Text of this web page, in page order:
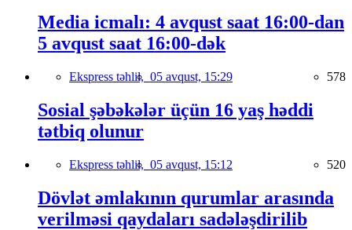
Media icmalı: 4 avqust saat 16:00-dan
5 avqust saat 16:00-dək
Ekspress təhlil, 05 avqust, 15:29 578
Sosial şəbəkələr üçün 16 yaş həddi
tətbiq olunur
Ekspress təhlil, 05 avqust, 15:12 520
Dövlət əmlakının qurumlar arasında
verilməsi qaydaları sadələşdirilib